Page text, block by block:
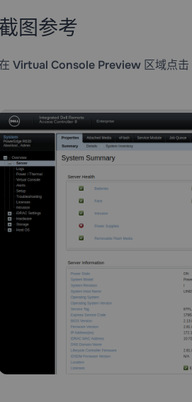
图参考
Virtual Console Preview区域点击